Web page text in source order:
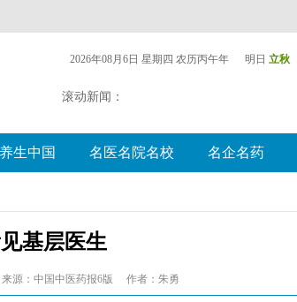
2026年08月6日 星期四 农历丙午年 明日 立秋
滚动新闻：
养生中国 名医名院名校 名企名药
基层医生
来源：中国中医药报6版 作者：朱勇